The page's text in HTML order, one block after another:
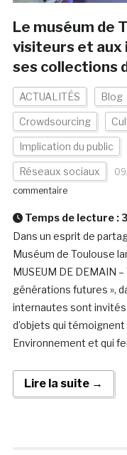
Le muséum de
visiteurs et aux
ses collections
ACTUALITÉS Blog
Crowdsourcing
Implication du public
Réseaux sociaux
commentaire
Temps de lecture : 3
Dans un esprit de
Muséum de Toulouse
MUSEUM DE DEMAIN
générations futures »,
internautes sont
d’objets qui
Environnement et qui
Lire la suite →